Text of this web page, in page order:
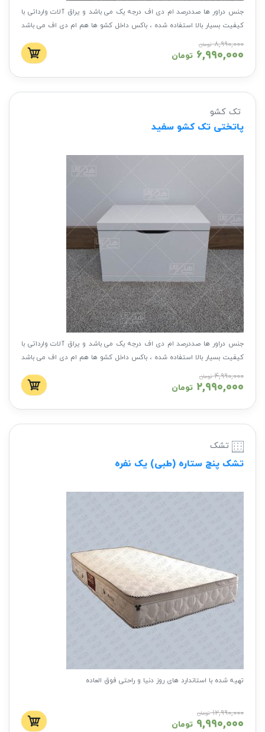
جنس دراور ها صددرصد ام دی اف درجه یک می باشد و یراق آلات وارداتی با
کیفیت بسیار بالا استفاده شده ، باکس داخل کشو ها هم ام دی اف می باشد
۸,۹۹۰,۰۰۰ تومان
۶,۹۹۰,۰۰۰ تومان
تک کشو
پاتختی تک کشو سفید
جنس دراور ها صددرصد ام دی اف درجه یک می باشد و یراق آلات وارداتی با
کیفیت بسیار بالا استفاده شده ، باکس داخل کشو ها هم ام دی اف می باشد
با کیفیتی بی نظیر و طول عمر بالا
۴,۹۹۰,۰۰۰ تومان
۲,۹۹۰,۰۰۰ تومان
تشک
تشک پنج ستاره (طبی) یک نفره
تهیه شده با استاندارد های روز دنیا و راحتی فوق العاده
۱۲,۹۹۰,۰۰۰ تومان
۹,۹۹۰,۰۰۰ تومان